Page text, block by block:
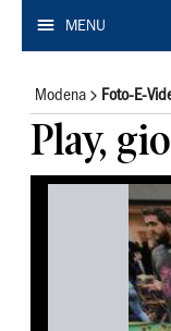
MENU
Modena Foto-E-
Play,